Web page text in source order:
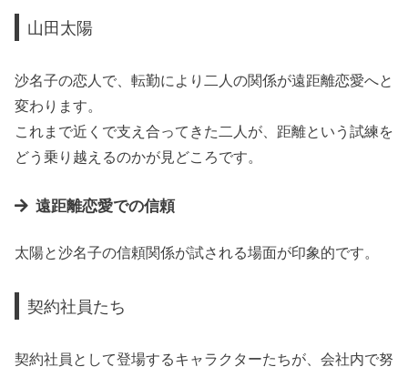
山田太陽
沙名子の恋人で、転勤により二人の関係が遠距離恋愛へと
変わります。
これまで近くで支え合ってきた二人が、距離という試練を
どう乗り越えるのかが見どころです。
遠距離恋愛での信頼
太陽と沙名子の信頼関係が試される場面が印象的です。
契約社員たち
契約社員として登場するキャラクターたちが、会社内で努